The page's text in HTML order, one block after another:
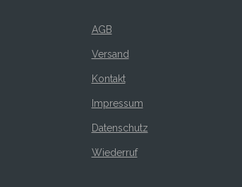
AGB
Versand
Kontakt
Impressum
Datenschutz
Wiederruf